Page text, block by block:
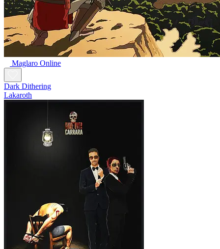
Maglaro Online
Dark Dithering
Lakaroth